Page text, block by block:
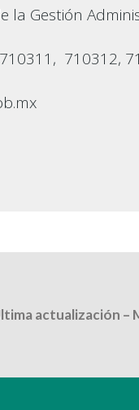
la Gestión
710312,
actualización –